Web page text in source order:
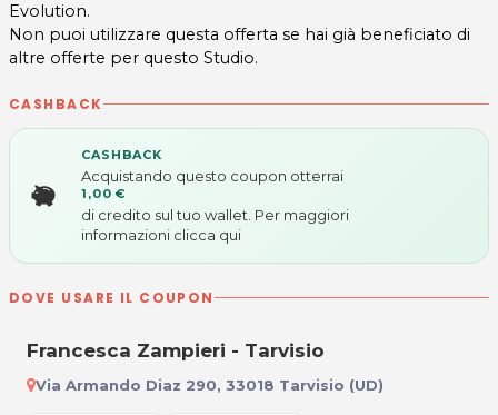
Evolution.
Non puoi utilizzare questa offerta se hai già beneficiato di
altre offerte per questo Studio.
CASHBACK
CASHBACK
Acquistando questo coupon otterrai
1,00 €
di credito sul tuo wallet. Per maggiori
informazioni clicca qui
DOVE USARE IL COUPON
Francesca Zampieri - Tarvisio
Via Armando Diaz 290, 33018 Tarvisio (UD)